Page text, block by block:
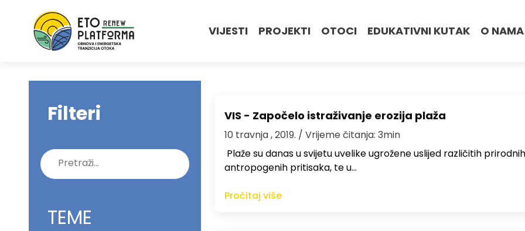
VIJESTI PROJEKTI OTOCI EDUKATIVNI KUTAK O NAMA
Filteri
Pretraži:
TEME
VIS - Započelo istraživanje erozija plaža
10 travnja , 2019. / Vrijeme čitanja: 3min
Plaže su danas u svijetu uvelike ugrožene uslijed različitih
antropogenih pritisaka, te u…
Pročitaj više